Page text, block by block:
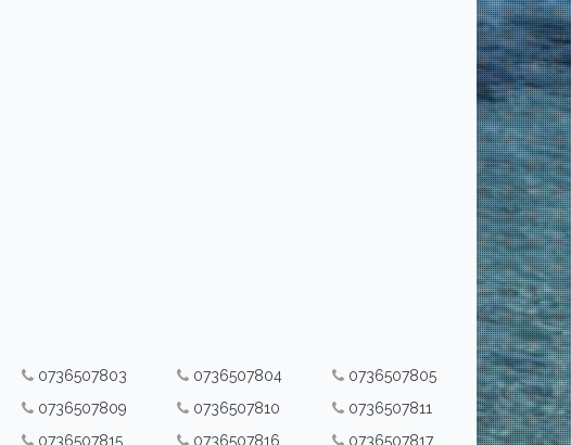
0736507803 0736507804
0736507805
0736507809 0736507810
0736507811
0736507815 0736507816
0736507817